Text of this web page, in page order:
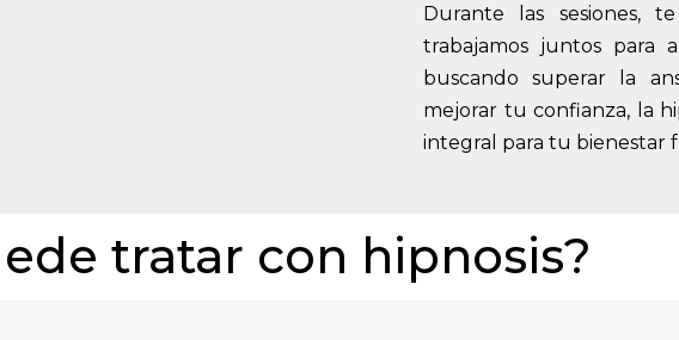
Durante las sesiones,
trabajamos juntos para
buscando superar la
mejorar tu confianza, la
integral para tu bienestar
tratar con hipnosis?